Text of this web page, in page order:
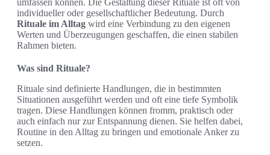
umfassen können. Die Gestaltung dieser Rituale ist oft von
individueller oder gesellschaftlicher Bedeutung. Durch
Rituale im Alltag wird eine Verbindung zu den eigenen
Werten und Überzeugungen geschaffen, die einen stabilen
Rahmen bieten.
Was sind Rituale?
Rituale sind definierte Handlungen, die in bestimmten
Situationen ausgeführt werden und oft eine tiefe Symbolik
tragen. Diese Handlungen können fromm, praktisch oder
auch einfach nur zur Entspannung dienen. Sie helfen dabei,
Routine in den Alltag zu bringen und emotionale Anker zu
setzen.